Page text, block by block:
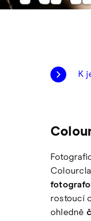
K
rostoucí
ohledně